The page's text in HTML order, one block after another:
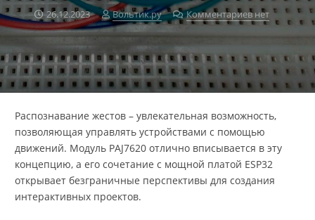
26.12.2023 Вольтик.ру Комментариев нет
Распознавание жестов – увлекательная возможность,
позволяющая управлять устройствами с помощью
движений. Модуль PAJ7620 отлично вписывается в эту
концепцию, а его сочетание с мощной платой ESP32
открывает безграничные перспективы для создания
интерактивных проектов.